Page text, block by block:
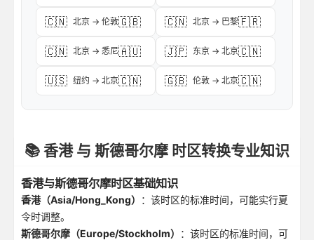
🇨🇳 北京 → 伦敦🇬🇧 🇨🇳 北京 → 巴黎🇫🇷
🇨🇳 北京 → 悉尼🇦🇺 🇯🇵 东京 → 北京🇨🇳
🇺🇸 纽约 → 北京🇨🇳 🇬🇧 伦敦 → 北京🇨🇳
📚 香港 与 斯德哥尔摩 时区转换专业知识
香港与斯德哥尔摩时区基础知识
香港（Asia/Hong_Kong）
：该时区的标准时间，可能实行夏
令时调整。
斯德哥尔摩（Europe/Stockholm）
：该时区的标准时间，可